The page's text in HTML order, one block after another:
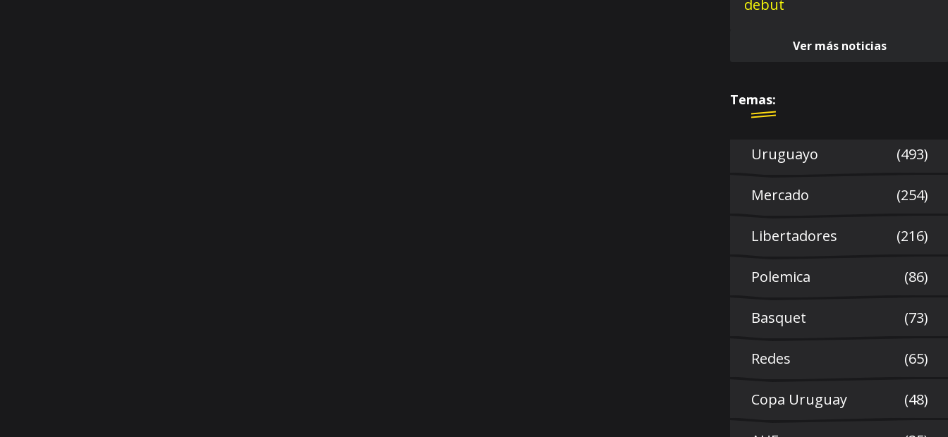
Ver más noticias
Temas:
Uruguayo (493)
Mercado (254)
Libertadores (216)
Polemica (86)
Basquet (73)
Redes (65)
Copa Uruguay (48)